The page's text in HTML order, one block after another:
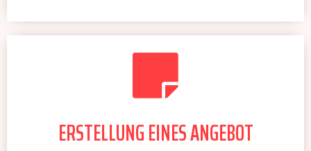
ERSTELLUNG EINES ANGEBOT